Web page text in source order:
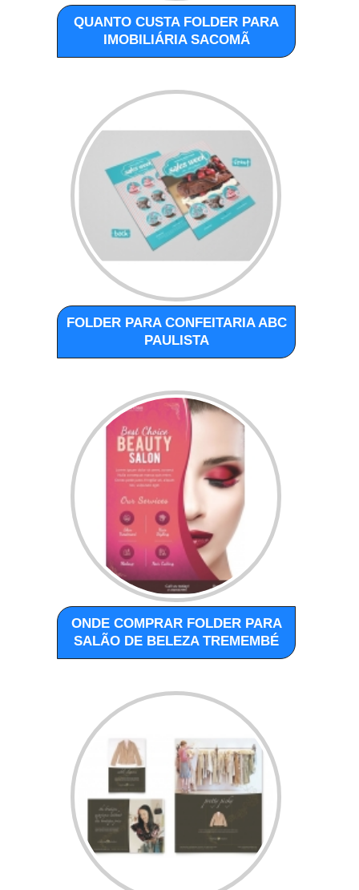
QUANTO CUSTA FOLDER PARA
IMOBILIÁRIA SACOMÃ
FOLDER PARA CONFEITARIA ABC
PAULISTA
ONDE COMPRAR FOLDER PARA
SALÃO DE BELEZA TREMEMBÉ